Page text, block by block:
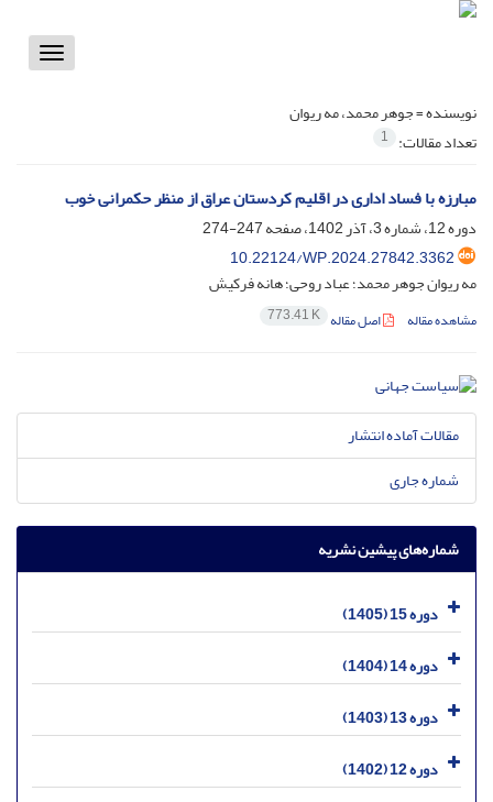
Toggle
نویسنده =جوهر محمد، مه ریوان
تعداد مقالات: 1
مبارزه با فساد اداری در اقلیم کردستان عراق از منظر حکمرانی خوب
دوره 12، شماره 3، آذر 1402، صفحه
247-274
10.22124/WP.2024.27842.3362
مه ریوان جوهر محمد؛ عباد روحی؛ هانه فرکیش
مشاهده مقاله اصل مقاله 773.41 K
مقالات آماده انتشار
شماره جاری
شماره‌های پیشین نشریه
دوره 15 (1405)
دوره 14 (1404)
دوره 13 (1403)
دوره 12 (1402)